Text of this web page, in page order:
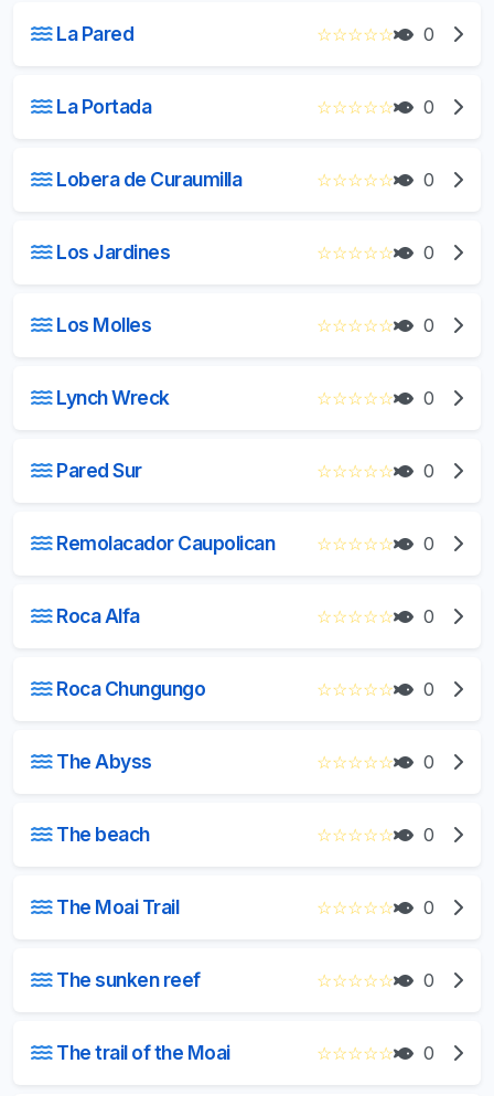
La Pared ☆☆☆☆☆ 0
La Portada ☆☆☆☆☆ 0
Lobera de Curaumilla ☆☆☆☆☆ 0
Los Jardines ☆☆☆☆☆ 0
Los Molles ☆☆☆☆☆ 0
Lynch Wreck ☆☆☆☆☆ 0
Pared Sur ☆☆☆☆☆ 0
Remolacador Caupolican ☆☆☆☆☆ 0
Roca Alfa ☆☆☆☆☆ 0
Roca Chungungo ☆☆☆☆☆ 0
The Abyss ☆☆☆☆☆ 0
The beach ☆☆☆☆☆ 0
The Moai Trail ☆☆☆☆☆ 0
The sunken reef ☆☆☆☆☆ 0
The trail of the Moai ☆☆☆☆☆ 0